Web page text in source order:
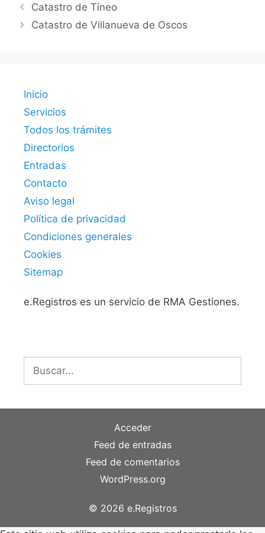
Catastro de Tineo
Catastro de Villanueva de Oscos
Inicio
Servicios
Todos los trámites
Directorios
Entradas
Contacto
Aviso legal
Política de privacidad
Condiciones generales
Cookies
Sitemap
e.Registros es un servicio de RMA Gestiones.
Acceder
Feed de entradas
Feed de comentarios
WordPress.org
© 2026 e.Registros